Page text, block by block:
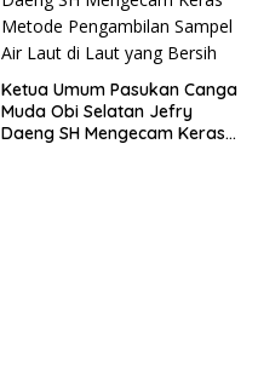
Ketua Umum Pasukan Canga
Muda Obi Selatan Jefry
Daeng SH Mengecam Keras